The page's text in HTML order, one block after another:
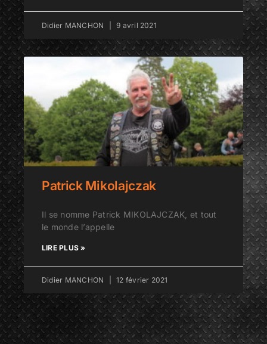
Didier MANCHON 9 avril 2021
Patrick Mikolajczak
Il se nomme Patrick MIKOLAJCZAK, et tout
le monde l’appelle
LIRE PLUS »
Didier MANCHON 12 février 2021